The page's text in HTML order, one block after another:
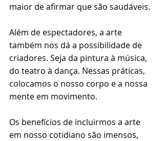
maior de afirmar que são saudáveis.
Além de espectadores, a arte
também nos dá a possibilidade de
criadores. Seja da pintura à música,
do teatro à dança. Nessas práticas,
colocamos o nosso corpo e a nossa
mente em movimento.
Os benefícios de incluirmos a arte
em nosso cotidiano são imensos,